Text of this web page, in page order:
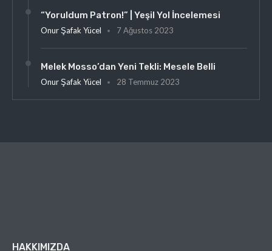
“Yoruldum Patron!” | Yeşil Yol İncelemesi
Onur Şafak Yücel 7 Ağustos 2023
Melek Mosso’dan Yeni Tekli: Mesele Belli
Onur Şafak Yücel 28 Temmuz 2023
HAKKIMIZDA